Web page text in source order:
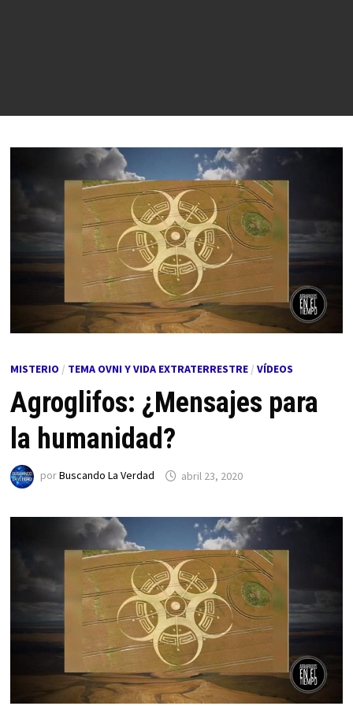
MISTERIO / TEMA OVNI Y VIDA EXTRATERRESTRE/ VÍDEOS
Agroglifos: ¿Mensajes para
la humanidad?
porBuscando La Verdad abril 23, 2020